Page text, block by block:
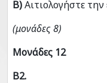
Β)Αιτιολογήστε
(μονάδες 8)
Μονάδες 12
Β2.